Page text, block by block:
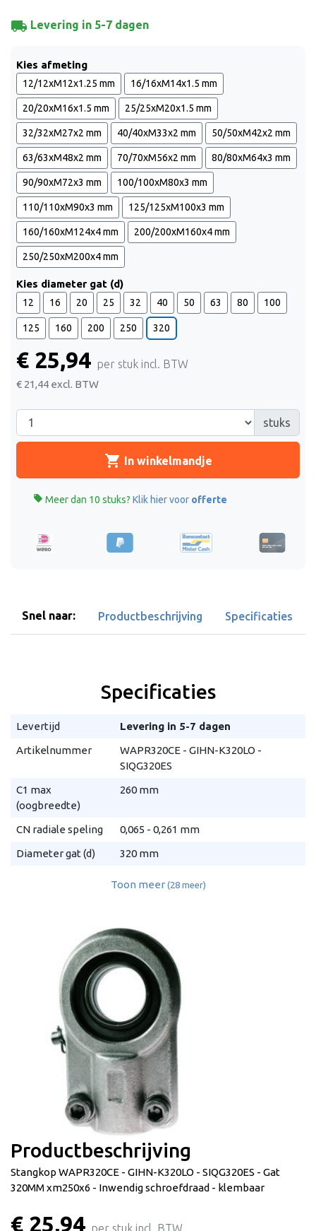
local_shipping Levering in 5-7 dagen
Kies afmeting
12/12xM12x1.25 mm 16/16xM14x1.5 mm
20/20xM16x1.5 mm 25/25xM20x1.5 mm
32/32xM27x2 mm 40/40xM33x2 mm 50/50xM42x2 mm
63/63xM48x2 mm 70/70xM56x2 mm 80/80xM64x3 mm
90/90xM72x3 mm 100/100xM80x3 mm
110/110xM90x3 mm 125/125xM100x3 mm
160/160xM124x4 mm 200/200xM160x4 mm
250/250xM200x4 mm
Kies diameter gat (d)
12 16 20 25 32 40 50 63 80 100
125 160 200 250 320
€ 25,94 per stuk incl. BTW
€ 21,44 excl. BTW
stuks
shopping_cart In winkelmandje
 Meer dan 10 stuks? Klik hier voor offerte
Snel naar: Productbeschrijving Specificaties
Specificaties
Levertijd
Levering in 5-7 dagen
Artikelnummer
WAPR320CE - GIHN-K320LO -
SIQG320ES
C1 max
(oogbreedte)
260 mm
CN radiale speling
0,065 - 0,261 mm
Diameter gat (d)
320 mm
Toon meer (28 meer)
Productbeschrijving
Stangkop WAPR320CE - GIHN-K320LO - SIQG320ES - Gat
320MM xm250x6 - Inwendig schroefdraad - klembaar
€ 25,94 per stuk incl. BTW